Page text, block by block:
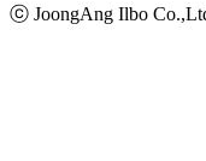
ⓒ JoongAng Ilbo